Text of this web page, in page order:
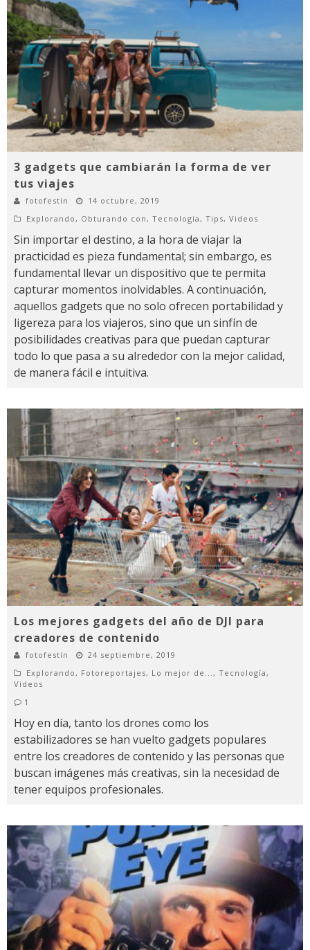
3 gadgets que cambiarán la forma de ver
tus viajes
fotofestín
14 octubre, 2019
Explorando , Obturando con , Tecnología , Tips, Videos
Sin importar el destino, a la hora de viajar la
practicidad es pieza fundamental; sin embargo, es
fundamental llevar un dispositivo que te permita
capturar momentos inolvidables. A continuación,
aquellos gadgets que no solo ofrecen portabilidad y
ligereza para los viajeros, sino que un sinfín de
posibilidades creativas para que puedan capturar
todo lo que pasa a su alrededor con la mejor calidad,
de manera fácil e intuitiva.
Los mejores gadgets del año de DJI para
creadores de contenido
fotofestín
24 septiembre, 2019
Explorando, Fotoreportajes, Lo mejor de..., Tecnología,
Videos
1
Hoy en día, tanto los drones como los
estabilizadores se han vuelto gadgets populares
entre los creadores de contenido y las personas que
buscan imágenes más creativas, sin la necesidad de
tener equipos profesionales.